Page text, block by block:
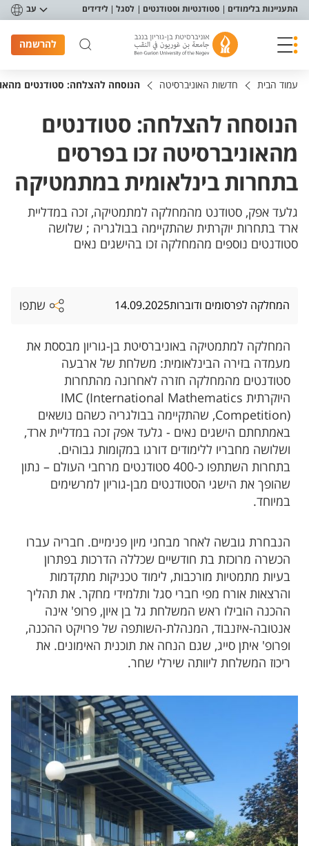
תפריט נגישות
התעניינות בלימודים סטודנטיות וסטודנטים לסגל לידידים עב
להרשמה
עמוד הבית חדשות האוניברסיטה הנוסחה להצלחה: סטודנטים
הנוסחה להצלחה: סטודנטים
מהאוניברסיטה זכו בפרסים
בתחרות בינלאומית במתמטיקה
גלעד אפק, סטודנט מהמחלקה למתמטיקה, זכה במדליית
ארד בתחרות יוקרתית שהתקיימה בבולגריה ; שלושה
סטודנטים נוספים מהמחלקה זכו בהישגים נאים
המחלקה לפרסומים ודוברות14.09.2025 שתפו
המחלקה למתמטיקה באוניברסיטת בן-גוריון מבססת את
מעמדה בזירה הבינלאומית: משלחת של ארבעה
סטודנטים מהמחלקה חזרה לאחרונה מהתחרות
היוקרתית IMC (International Mathematics
Competition), שהתקיימה בבולגריה כשהם נושאים
באמתחתם הישגים נאים - גלעד אפק זכה במדליית ארד,
ושלושה מחבריו ללימודים דורגו במקומות גבוהים.
בתחרות השתתפו כ-400 סטודנטים מרחבי העולם – נתון
שהופך את הישגי הסטודנטים מבן-גוריון למרשימים
במיוחד.
הנבחרת גובשה לאחר מבחני מיון פנימיים. חבריה עברו
הכשרה מרוכזת בת חודשיים שכללה הדרכות בפתרון
בעיות מתמטיות מורכבות, לימוד טכניקות מתקדמות
והרצאות אורח מפי חברי סגל ותלמידי מחקר. את תהליך
ההכנה הובילו ראש המשלחת גל בן איון, פרופ' אינה
אנטובה-איזנבוד, המנהלת-השותפה של פרויקט ההכנה,
ופרופ' איתן סייג, שגם הנחה את תוכנית האימונים. את
ריכוז המשלחת ליוותה שירלי שחר.